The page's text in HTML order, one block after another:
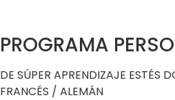
PROGRAMA
DE SÚPER APRENDIZAJE ESTÉS
FRANCÉS / ALEMÁN